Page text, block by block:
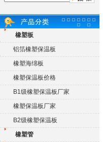
橡塑板
铝箔橡塑保温板
橡塑海绵板
橡塑保温板价格
B1级橡塑保温板厂家
橡塑保温板厂家
B2级橡塑保温板
橡塑管